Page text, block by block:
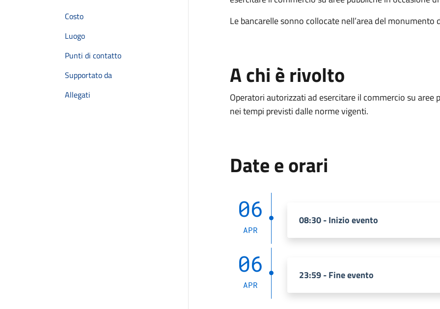
Costo
Luogo
Punti di contatto
Supportato da
Allegati
Le bancarelle sonno collocate nell’area del monumento
A chi è rivolto
Operatori autorizzati ad esercitare il commercio su
nei tempi previsti dalle norme vigenti.
Date e orari
06
APR
08:30 - Inizio evento
06
APR
23:59 - Fine evento